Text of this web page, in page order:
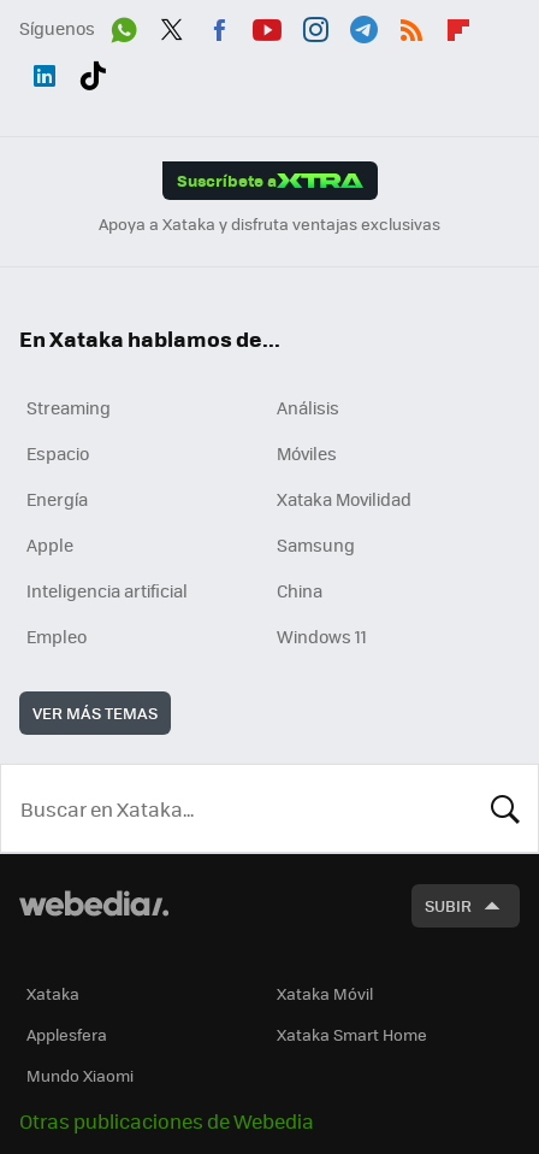
Síguenos
Suscríbete a
Apoya a Xataka y disfruta ventajas exclusivas
En Xataka hablamos de...
Streaming
Análisis
Espacio
Móviles
Energía
Xataka Movilidad
Apple
Samsung
Inteligencia artificial
China
Empleo
Windows 11
VER MÁS TEMAS
SUBIR
Xataka
Xataka Móvil
Applesfera
Xataka Smart Home
Mundo Xiaomi
Otras publicaciones de Webedia